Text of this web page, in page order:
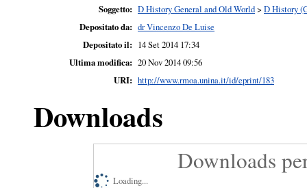
Soggetto: D History General and Old World> D History
Depositato da: dr Vincenzo De Luise
Depositato il: 14 Set 2014 17:34
Ultima modifica: 20 Nov 2014 09:56
URI: http://www.rmoa.unina.it/id/eprint/183
Downloads
Downloads
Loading...